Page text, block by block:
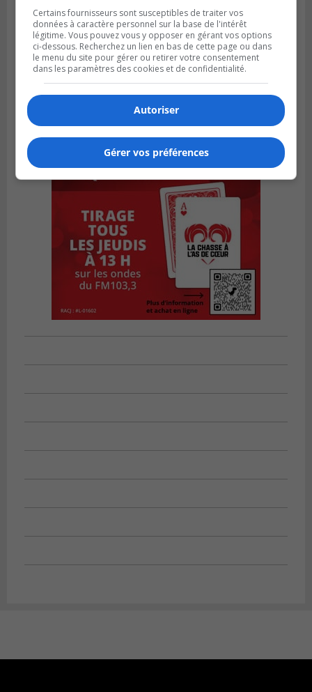
Certains fournisseurs sont susceptibles de traiter vos
données à caractère personnel sur la base de l'intérêt
légitime. Vous pouvez vous y opposer en gérant vos options
ci-dessous. Recherchez un lien en bas de cette page ou dans
le menu du site pour gérer ou retirer votre consentement
dans les paramètres des cookies et de confidentialité.
Autoriser
Gérer vos préférences